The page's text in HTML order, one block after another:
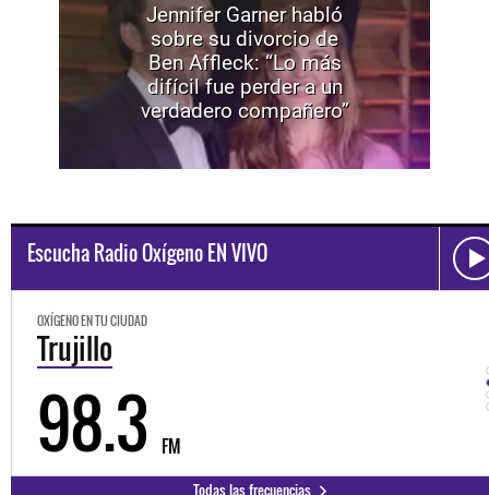
Jennifer Garner habló
sobre su divorcio de
Ben Affleck: “Lo más
difícil fue perder a un
verdadero compañero”
Escucha Radio Oxígeno EN VIVO
OXÍGENO EN TU CIUDAD
Trujillo
98.3 FM
Todas las frecuencias